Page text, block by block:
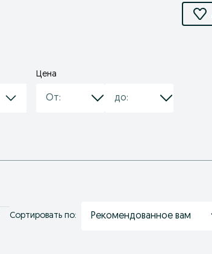
Цена
Сортировать по: Рекомендованное вам